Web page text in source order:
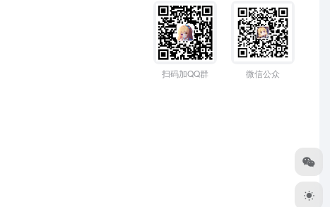
扫码加QQ群 微信公众